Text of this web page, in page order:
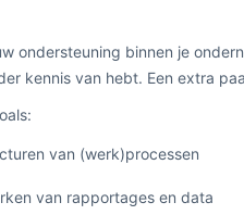
ondersteuning binnen je
kennis van hebt. Een extra
van (werk)processen
van rapportages en data